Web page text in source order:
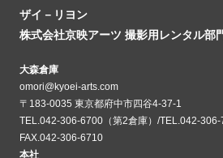
ザイ－リヨン
株式会社京映アーツ 撮影用レンタル部
大森倉庫
omori@kyoei-arts.com
〒183-0035 東京都府中市四谷4-37-1
TEL.042-306-6700（第2倉庫）/TEL.042-
FAX.042-306-6710
本社